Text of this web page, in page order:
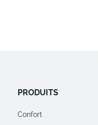
PRODUITS
Confort